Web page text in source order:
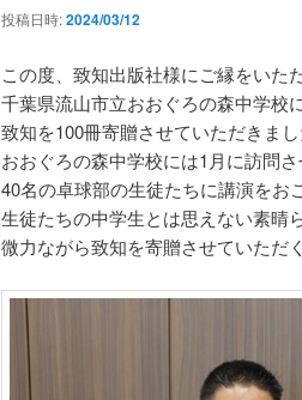
投稿日時:2024/03/12
この度、致知出版社様にご縁をいた
千葉県流山市立おおぐろの森中学校
致知を100冊寄贈させていただきまし
おおぐろの森中学校には1月に訪問さ
40名の卓球部の生徒たちに講演をお
生徒たちの中学生とは思えない素晴
微力ながら致知を寄贈させていただ